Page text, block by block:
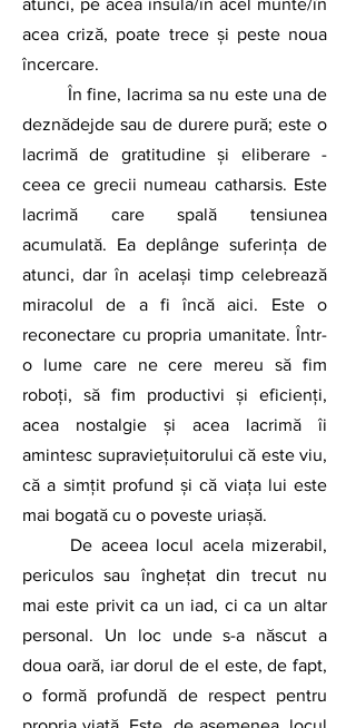
atunci, pe acea insulă/în acel munte/în
acea criză, poate trece și peste noua
încercare.
deznădejde sau de durere pură; este o
lacrimă de gratitudine și eliberare -
ceea ce grecii numeau catharsis. Este
lacrimă care spală tensiunea
acumulată. Ea deplânge suferința de
atunci, dar în același timp celebrează
miracolul de a fi încă aici. Este o
reconectare cu propria umanitate. Într-
o lume care ne cere mereu să fim
roboți, să fim productivi și eficienți,
acea nostalgie și acea lacrimă îi
amintesc supraviețuitorului că este viu,
că a simțit profund și că viața lui este
mai bogată cu o poveste uriașă.
periculos sau înghețat din trecut nu
mai este privit ca un iad, ci ca un altar
personal. Un loc unde s-a născut a
doua oară, iar dorul de el este, de fapt,
o formă profundă de respect pentru